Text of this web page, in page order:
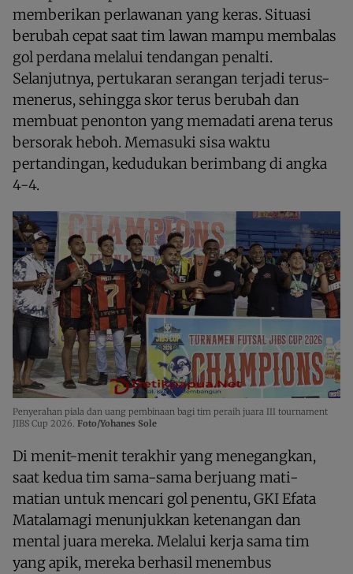
memberikan perlawanan yang keras. Situasi
berubah cepat saat tim lawan mampu membalas
gol perdana melalui tendangan penalti.
Selanjutnya, pertukaran serangan terjadi terus-
menerus, sehingga skor terus berubah dan
membuat penonton yang memadati arena terus
bersorak heboh. Memasuki sisa waktu
pertandingan, kedudukan berimbang di angka
4-4.
Penyerahan piala dan uang pembinaan bagi tim peraih juara III tournament
JIBS Cup 2026. Foto/Yohanes Sole
Di menit-menit terakhir yang menegangkan,
saat kedua tim sama-sama berjuang mati-
matian untuk mencari gol penentu, GKI Efata
Matalamagi menunjukkan ketenangan dan
mental juara mereka. Melalui kerja sama tim
yang apik, mereka berhasil menembus